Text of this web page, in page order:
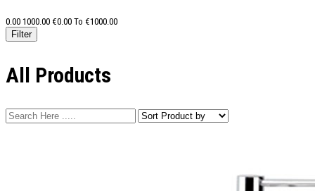
0.00 1000.00 €0.00 To €1000.00
All Products